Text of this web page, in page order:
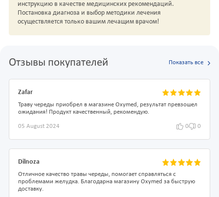
инструкцию в качестве медицинских рекомендаций.
Постановка диагноза и выбор методики лечения
осуществляется только вашим лечащим врачом!
Отзывы покупателей Показать все
Zafar
Траву череды приобрел в магазине Oxymed, результат превзошел
ожидания! Продукт качественный, рекомендую.
05 August 2024 0 0
Dilnoza
Отличное качество травы череды, помогает справляться с
проблемами желудка. Благодарна магазину Oxymed за быструю
доставку.